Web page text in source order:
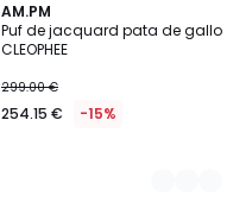
AM.PM
Puf de jacquard pata de gallo
CLEOPHEE
299.00 €
254.15 € -15%
2
Colores